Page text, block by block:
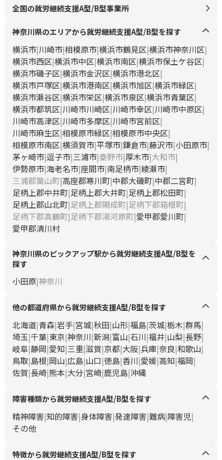
全国の就労継続支援A型/B型事業所
神奈川県のエリアから就労継続支援A型/B型を探す
横浜市 川崎市 相模原市 横浜市鶴見区 横浜市神奈川区
横浜市西区 横浜市中区 横浜市南区 横浜市保土ケ谷区
横浜市磯子区 横浜市金沢区 横浜市港北区
横浜市戸塚区 横浜市港南区 横浜市旭区 横浜市緑区
横浜市瀬谷区 横浜市栄区 横浜市泉区 横浜市青葉区
横浜市都筑区 川崎市川崎区 川崎市幸区 川崎市中原区
川崎市高津区 川崎市多摩区 川崎市宮前区
川崎市麻生区 相模原市緑区 相模原市中央区
相模原市南区 横須賀市 平塚市 鎌倉市 藤沢市 小田原市
茅ヶ崎市 逗子市 三浦市 秦野市 厚木市 大和市
伊勢原市 海老名市 座間市 南足柄市 綾瀬市
三浦郡葉山町 高座郡寒川町 中郡大磯町 中郡二宮町
足柄上郡中井町 足柄上郡大井町 足柄上郡松田町
足柄上郡山北町 足柄上郡開成町 足柄下郡箱根町
足柄下郡真鶴町 足柄下郡湯河原町 愛甲郡愛川町
愛甲郡清川村
神奈川県のピックアップ駅から就労継続支援A型/B型を
探す
小田原 神奈川
他の都道府県から就労継続支援A型/B型を探す
北海道 青森 岩手 宮城 秋田 山形 福島 茨城 栃木 群馬
埼玉 千葉 東京 神奈川 新潟 富山 石川 福井 山梨 長野
岐阜 静岡 愛知 三重 滋賀 京都 大阪 兵庫 奈良 和歌山
鳥取 島根 岡山 広島 山口 徳島 香川 愛媛 高知 福岡
佐賀 長崎 熊本 大分 宮崎 鹿児島 沖縄
障害種類から就労継続支援A型/B型を探す
精神障害 知的障害 身体障害 発達障害 難病 障害児
その他
特徴から就労継続支援A型/B型を探す